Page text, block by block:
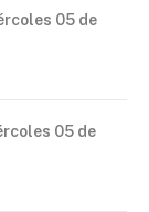
05 de
05 de